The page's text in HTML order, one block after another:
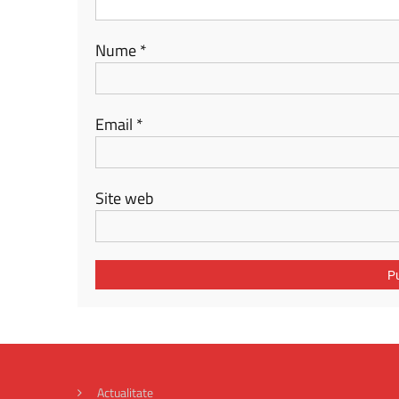
Nume*
Email *
Site web
Actualitate